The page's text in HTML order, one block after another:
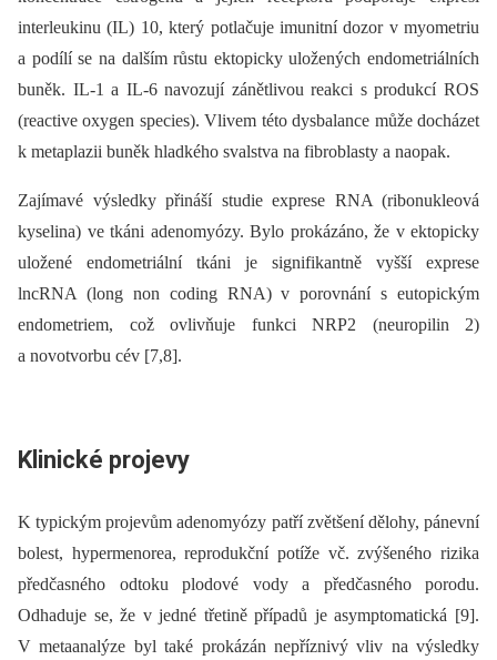
interleukinu (IL) 10, který potlačuje imunitní dozor v myometriu
a podílí se na dalším růstu ektopicky uložených endometriálních
buněk. IL-1 a IL-6 navozují zánětlivou reakci s produkcí ROS
(reactive oxygen species). Vlivem této dysbalance může docházet
k metaplazii buněk hladkého svalstva na fibroblasty a naopak.
Zajímavé výsledky přináší studie exprese RNA (ribonukleová
kyselina) ve tkáni adenomyózy. Bylo prokázáno, že v ektopicky
uložené endometriální tkáni je signifikantně vyšší exprese
lncRNA (long non coding RNA) v porovnání s eutopickým
endometriem, což ovlivňuje funkci NRP2 (neuropilin 2)
a novotvorbu cév [7,8].
Klinické projevy
K typickým projevům adenomyózy patří zvětšení dělohy, pánevní
bolest, hypermenorea, reprodukční potíže vč. zvýšeného rizika
předčasného odtoku plodové vody a předčasného porodu.
Odhaduje se, že v jedné třetině případů je asymptomatická [9].
V metaanalýze byl také prokázán nepříznivý vliv na výsledky